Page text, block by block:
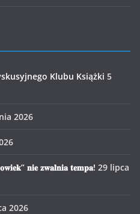
Klubu Książki 5
2026
𝐧𝐢𝐞 𝐳𝐰𝐚𝐥𝐧𝐢𝐚 𝐭𝐞𝐦𝐩𝐚! 29 lipca
2026